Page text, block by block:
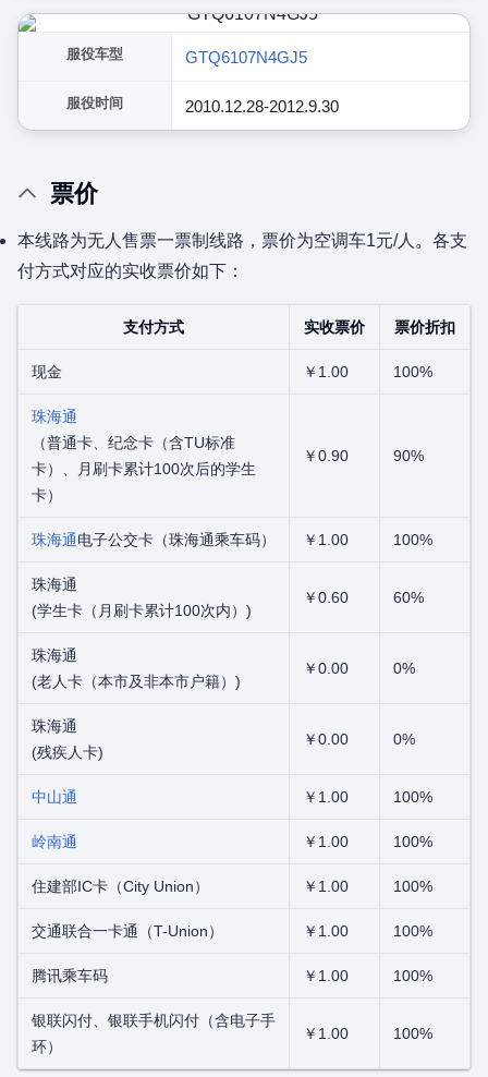
服役车型 GTQ6107N4GJ5
服役时间 2010.12.28-2012.9.30
票价
本线路为无人售票一票制线路，票价为空调车1元/人。各支
付方式对应的实收票价如下：
支付方式 实收票价 票价折扣
现金 ￥1.00 100%
珠海通
（普通卡、纪念卡（含TU标准
卡）、月刷卡累计100次后的学生
卡）
￥0.90 90%
珠海通电子公交卡（珠海通乘车码） ￥1.00 100%
珠海通
(学生卡（月刷卡累计100次内）)
￥0.60 60%
珠海通
(老人卡（本市及非本市户籍）)
￥0.00 0%
珠海通
(残疾人卡)
￥0.00 0%
中山通 ￥1.00 100%
岭南通 ￥1.00 100%
住建部IC卡（City Union） ￥1.00 100%
交通联合一卡通（T-Union） ￥1.00 100%
腾讯乘车码 ￥1.00 100%
银联闪付、银联手机闪付（含电子手
环）
￥1.00 100%